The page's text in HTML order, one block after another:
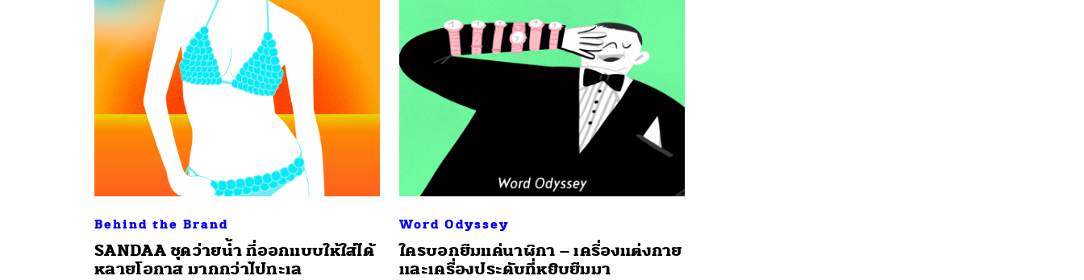
Behind the Brand
SANDAA ชุดว่ายน้ำ ที่ออกแบบให้ใส่ได้
หลายโอกาส มากกว่าไปทะเล
Word Odyssey
ใครบอกยืมแค่นาฬิกา – เครื่องแต่งกาย
และเครื่องประดับที่หยิบยืมมา